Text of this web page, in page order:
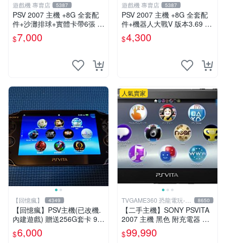
遊戲機 專賣店 5387
PSV 2007 主機 +8G 全套配
件+沙灘排球+實體卡帶6張 保
修一年 品質有保障
$7,000
遊戲機 專賣店 5387
PSV 2007 主機 +8G 全套配
件+機器人大戰V 版本3.69 P
$4,300
【回憶瘋】 4349
【回憶瘋】PSV主機(已改機.
內建遊戲) 贈送256G套卡 9成
新 遊戲機 PSVITA
$6,000
人氣賣家
TVGAME360 恐龍電玩-台
中店
8650
【二手主機】SONY PSVITA
2007 主機 黑色 附充電器 US
B傳輸線 PS VITA PSV 無盒
裝
$99,990